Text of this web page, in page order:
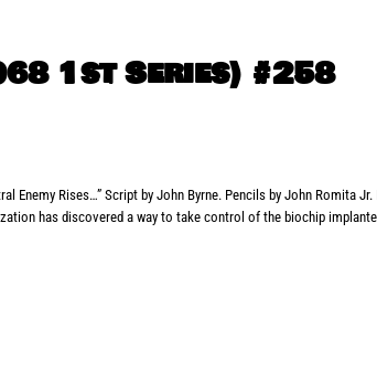
1st Series) #258
Enemy Rises…” Script by John Byrne. Pencils by John Romita
has discovered a way to take control of the biochip